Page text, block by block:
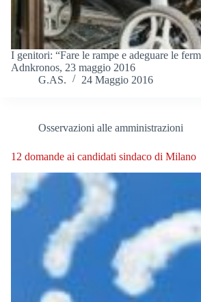
I genitori: “Fare le rampe e adeguare le
Adnkronos, 23 maggio 2016
G.AS.
24 Maggio 2016
Osservazioni alle amministrazioni
12 domande ai candidati sindaco di Milano